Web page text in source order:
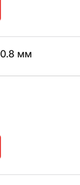
мм